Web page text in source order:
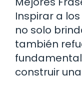
Inspirar a
no solo
también
construir